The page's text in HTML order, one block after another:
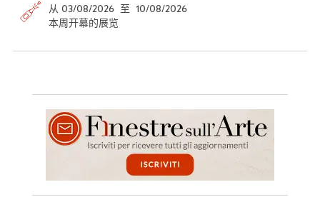
从 03/08/2026 至 10/08/2026
本周开幕的展览